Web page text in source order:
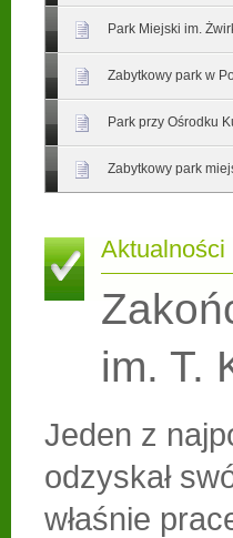
Park Miejski im.
Zabytkowy park w
Park przy Ośrodku
Zabytkowy park
Aktualności
im. T.
Jeden z
odzyskał
właśnie